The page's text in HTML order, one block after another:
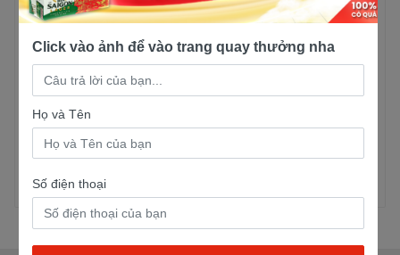
Yamaha XS155R
75,300,000đ 75,300,000đ
Xem chi tiết
5 lượt mua
Click vào ảnh để vào trang quay thưởng nha
Họ và Tên
Số điện thoại